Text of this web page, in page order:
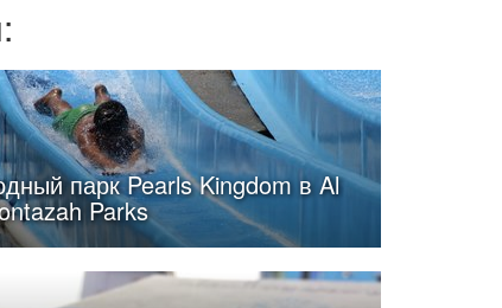
парк Pearls Kingdom в Al
Parks